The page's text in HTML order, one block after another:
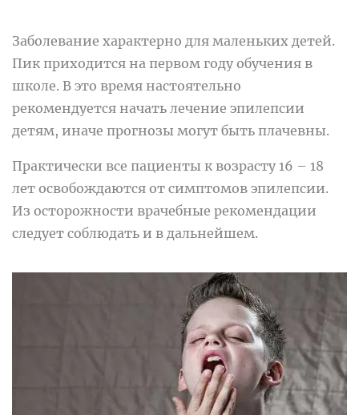
Заболевание характерно для маленьких детей.
Пик приходится на первом году обучения в
школе. В это время настоятельно
рекомендуется начать лечение эпилепсии
детям, иначе прогнозы могут быть плачевны.
Практически все пациенты к возрасту 16 – 18
лет освобождаются от симптомов эпилепсии.
Из осторожности врачебные рекомендации
следует соблюдать и в дальнейшем.